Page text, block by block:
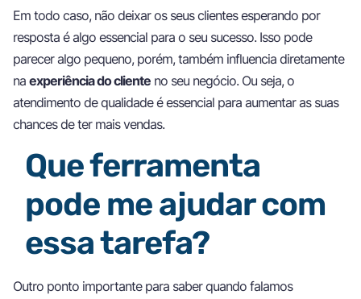
Em todo caso, não deixar os seus clientes esperando por
resposta é algo essencial para o seu sucesso. Isso pode
parecer algo pequeno, porém, também influencia diretamente
na experiência do cliente no seu negócio. Ou seja, o
atendimento de qualidade é essencial para aumentar as suas
chances de ter mais vendas.
Que ferramenta
pode me ajudar com
essa tarefa?
Outro ponto importante para saber quando falamos